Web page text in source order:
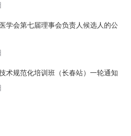
学会第七届理事会负责人候选人的公
术规范化培训班（长春站）一轮通知